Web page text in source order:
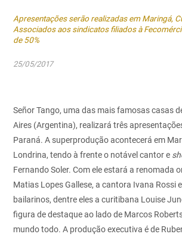
Apresentações serão realizadas em Maringá,
Associados aos sindicatos filiados à
de 50%
25/05/2017
Señor Tango, uma das mais famosas casas
Aires (Argentina), realizará três
Paraná. A superprodução acontecerá em
Londrina, tendo à frente o notável cantor e
Fernando Soler. Com ele estará a renomada
Matias Lopes Gallese, a cantora Ivana Rossi
bailarinos, dentre eles a curitibana Louise
figura de destaque ao lado de Marcos
mundo todo. A produção executiva é de